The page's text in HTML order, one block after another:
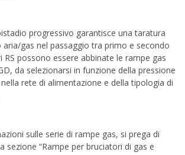
progressivo garantisce una taratura
gas nel passaggio tra primo e secondo
RS possono essere abbinate le rampe gas
da selezionarsi in funzione della pressione
rete di alimentazione e della tipologia di
sulle serie di rampe gas, si prega di
sezione “Rampe per bruciatori di gas e